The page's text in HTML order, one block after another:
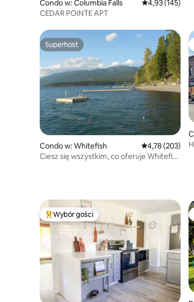
Condo w: Columbia Falls Średnia ocena:
4,93 (145)
CEDAR POINTE APT
Superhost
Superhost
Condo w: Whitefish Średnia ocena:
4,78 (203)
Ciesz się wszystkim, co oferuje Whitefish
Najpopularniejsze z kategorii Wybór gości
Wybór gości